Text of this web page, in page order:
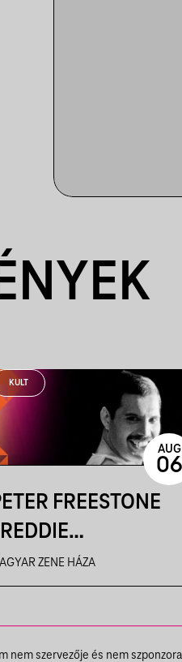
KULT
FREESTONE
ZENE HÁZA
AUG
06
szervezője és nem